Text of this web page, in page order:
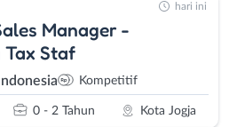
Manager -
Staf
Kompetitif
0 - 2 Tahun Kota Jogja
hari ini